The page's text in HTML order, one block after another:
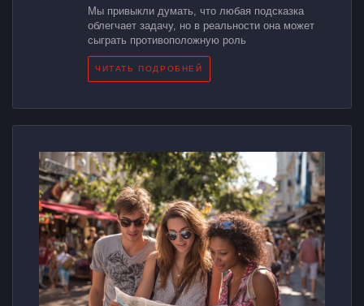
Мы привыкли думать, что любая подсказка
облегчает задачу, но в реальности она может
сыграть противоположную роль
ЧИТАТЬ ПОДРОБНЕЙ